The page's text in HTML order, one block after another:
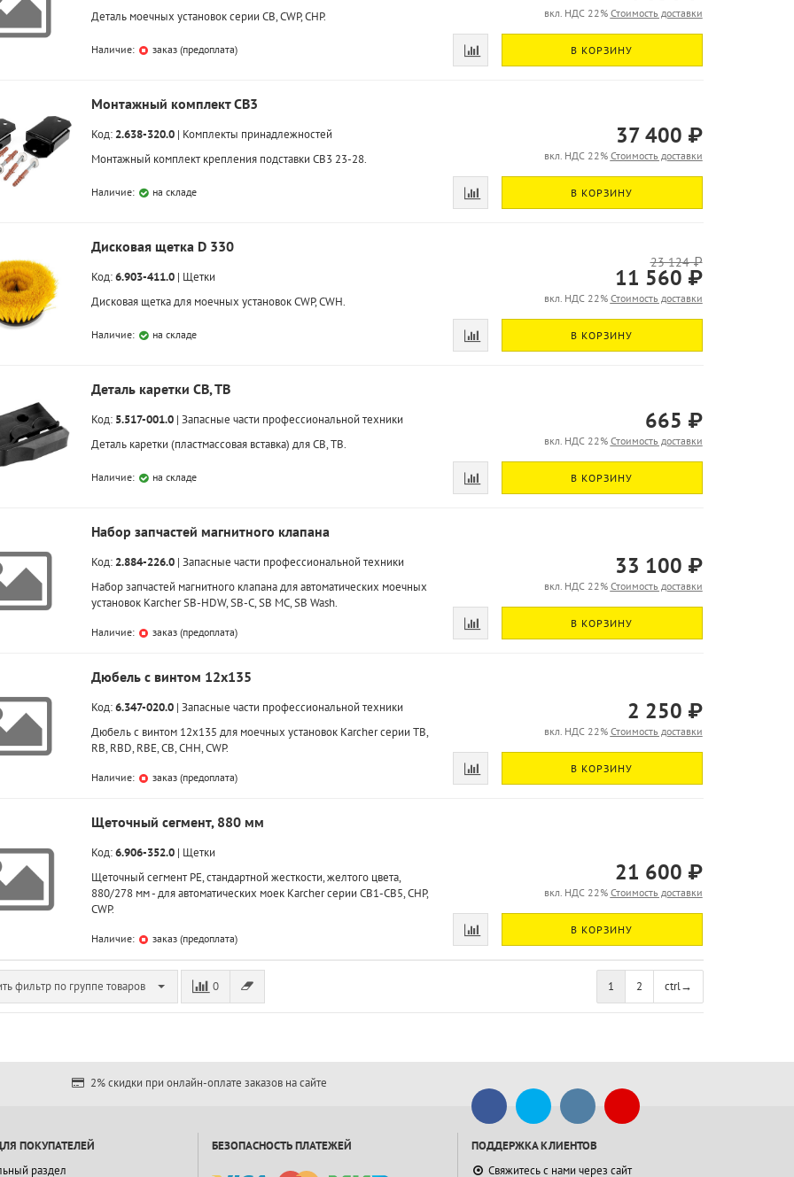
Деталь моечных установок серии CB, CWP, CHP.
Наличие: заказ (предоплата)
вкл. НДС 22% Стоимость доставки
В КОРЗИНУ
Монтажный комплект CB3
Код: 2.638-320.0| Комплекты принадлежностей
Монтажный комплект крепления подставки CB3 23-28.
Наличие: на складе
37 400 ₽
вкл. НДС 22% Стоимость доставки
В КОРЗИНУ
Дисковая щетка D 330
Код:6.903-411.0| Щетки
Дисковая щетка для моечных установок CWP, CWH.
Наличие: на складе
23 124 ₽
11 560 ₽
вкл. НДС 22% Стоимость доставки
В КОРЗИНУ
Деталь каретки CB, TB
Код: 5.517-001.0| Запасные части профессиональной техники
Деталь каретки (пластмассовая вставка) для CB, TB.
Наличие: на складе
665 ₽
вкл. НДС 22% Стоимость доставки
В КОРЗИНУ
Набор запчастей магнитного клапана
Код: 2.884-226.0| Запасные части профессиональной техники
Набор запчастей магнитного клапана для автоматических моечных
установок Karcher SB-HDW, SB-C, SB MC, SB Wash.
Наличие: заказ (предоплата)
33 100 ₽
вкл. НДС 22% Стоимость доставки
В КОРЗИНУ
Дюбель с винтом 12х135
Код:6.347-020.0| Запасные части профессиональной техники
Дюбель с винтом 12х135 для моечных установок Karcher серии TB,
RB, RBD, RBE, CB, CHH, CWP.
Наличие: заказ (предоплата)
2 250 ₽
вкл. НДС 22% Стоимость доставки
В КОРЗИНУ
Щеточный сегмент, 880 мм
Код:6.906-352.0| Щетки
Щеточный сегмент PE, стандартной жесткости, желтого цвета,
880/278 мм - для автоматических моек Karcher серии CB1-CB5, CHP,
CWP.
Наличие: заказ (предоплата)
21 600 ₽
вкл. НДС 22% Стоимость доставки
В КОРЗИНУ
фильтр по группе товаров 0 1 2 ctrl→
2% скидки при онлайн-оплате заказов на сайте
ПОКУПАТЕЛЕЙ
раздел
БЕЗОПАСНОСТЬ ПЛАТЕЖЕЙ
ПОДДЕРЖКА КЛИЕНТОВ
Свяжитесь с нами через сайт